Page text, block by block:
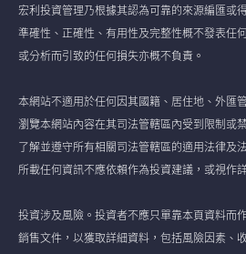
宏利投資管理乃根據其認為可靠的來源編匯或
準確性、正確性、有用性及完整性概不發表任
或分析而引致的任何損失亦概不負責。
本網站不適用於任何因其國籍、居住地、外匯
瀏覽本網站內容在其司法管轄區內受到限制或
了解並遵守所有相關司法管轄區的適用法律及
所載任何資訊不應依賴作為投資建議，或視作
投資涉及風險。投資者不應只單靠本頁資料而
銷售文件，以獲取詳細資料，包括風險因素、